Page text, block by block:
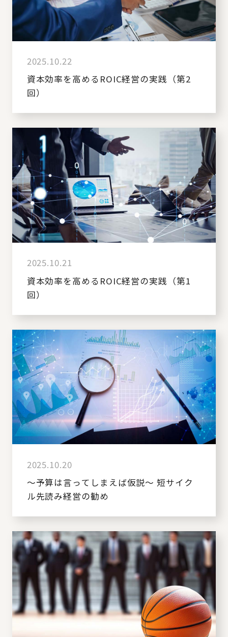
2025.10.22
資本効率を高めるROIC経営の実践（第2
回）
2025.10.21
資本効率を高めるROIC経営の実践（第1
回）
2025.10.20
～予算は言ってしまえば仮説～ 短サイク
ル先読み経営の勧め